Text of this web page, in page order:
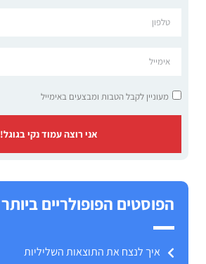
מעוניין לקבל הטבות ומבצעים באימייל
אני רוצה עמוד נקי בגוגל!
הפוסטים הפופולריים ביותר
איך לנצח את התוצאות השליליות